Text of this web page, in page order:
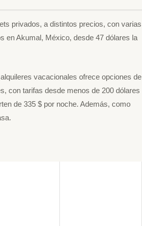
privados, a distintos precios, con varias
en Akumal, México, desde 47 dólares la
vacacionales ofrece opciones de
con tarifas desde menos de 200 dólares
de 335 $ por noche. Además, como